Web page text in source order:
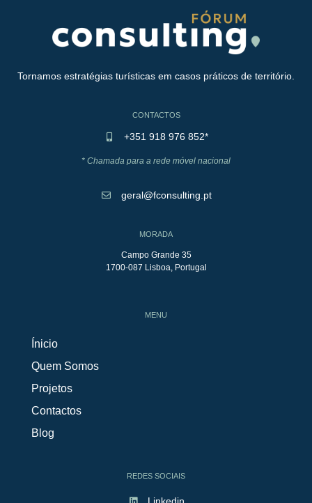
Tornamos estratégias turísticas em casos práticos de território.
CONTACTOS
+351 918 976 852*
* Chamada para a rede móvel nacional
geral@fconsulting.pt
MORADA
Campo Grande 35
1700-087 Lisboa, Portugal
MENU
Ínicio
Quem Somos
Projetos
Contactos
Blog
REDES SOCIAIS